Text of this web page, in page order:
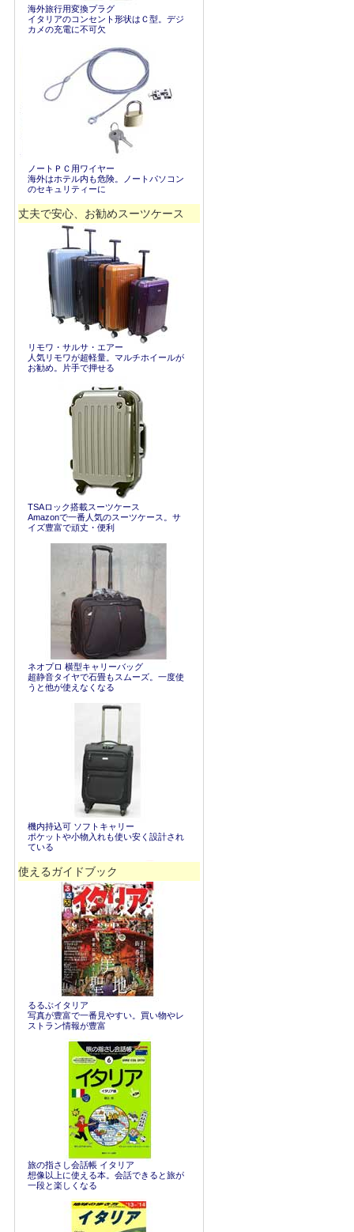
海外旅行用変換プラグ
イタリアのコンセント形状はＣ型。デジ
カメの充電に不可欠
ノートＰＣ用ワイヤー
海外はホテル内も危険。ノートパソコン
のセキュリティーに
丈夫で安心、お勧めスーツケース
リモワ・サルサ・エアー
人気リモワが超軽量。マルチホイールが
お勧め。片手で押せる
TSAロック搭載スーツケース
Amazonで一番人気のスーツケース。サ
イズ豊富で頑丈・便利
ネオプロ 横型キャリーバッグ
超静音タイヤで石畳もスムーズ。一度使
うと他が使えなくなる
機内持込可 ソフトキャリー
ポケットや小物入れも使い安く設計され
ている
使えるガイドブック
るるぶイタリア
写真が豊富で一番見やすい。買い物やレ
ストラン情報が豊富
旅の指さし会話帳 イタリア
想像以上に使える本。会話できると旅が
一段と楽しくなる